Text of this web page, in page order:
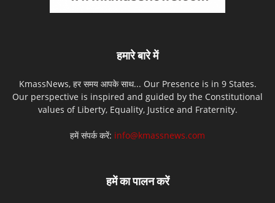
हमारे बारे में
KmassNews, हर समय आपके साथ... Our Presence is in 9 States.
Our perspective is inspired and guided by the Constitutional
values of Liberty, Equality, Justice and Fraternity.
हमें संपर्क करें: info@kmassnews.com
हमें का पालन करें